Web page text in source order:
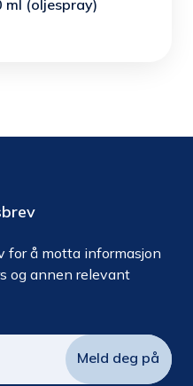
(oljespray)
for å motta informasjon
og annen relevant